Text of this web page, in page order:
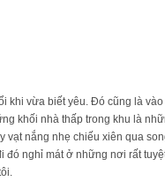
khi vừa biết yêu. Đó cũng là
khối nhà thấp trong khu là
vạt nắng nhẹ chiếu xiên qua
đó nghỉ mát ở những nơi rất